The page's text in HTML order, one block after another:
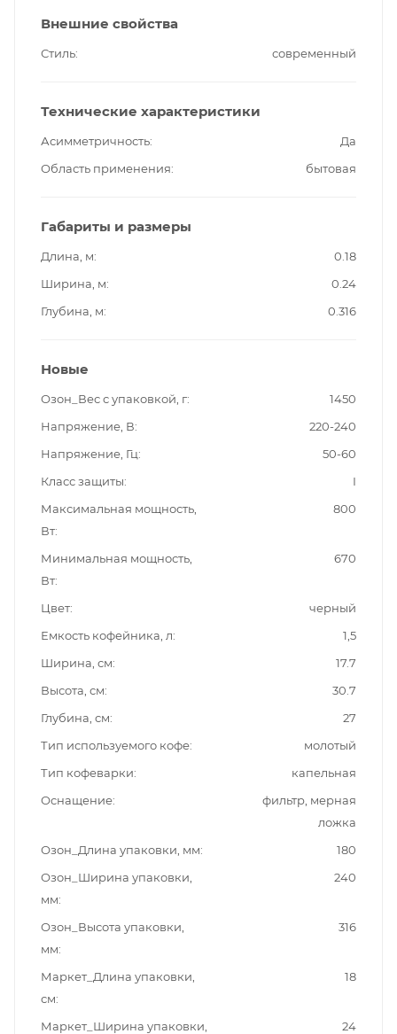
Внешние свойства
Стиль современный
Технические характеристики
Асимметричность
Да
Область применения
бытовая
Габариты и размеры
Длина, м
0.18
Ширина, м
0.24
Глубина, м
0.316
Новые
Озон_Вес с упаковкой, г
1450
Напряжение, В
220-240
Напряжение, Гц
50-60
Класс защиты
I
Максимальная мощность,
Вт
800
Минимальная мощность,
Вт
670
Цвет
черный
Емкость кофейника, л
1,5
Ширина, см
17.7
Высота, см
30.7
Глубина, см
27
Тип используемого кофе
молотый
Тип кофеварки
капельная
Оснащение
фильтр, мерная
ложка
Озон_Длина упаковки, мм
180
Озон_Ширина упаковки,
мм
240
Озон_Высота упаковки,
мм
316
Маркет_Длина упаковки,
см
18
Маркет_Ширина упаковки,
24